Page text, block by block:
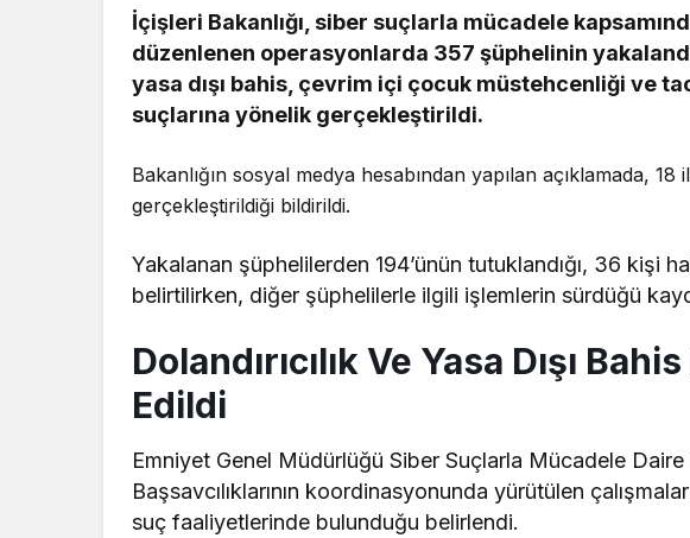
İçişleri Bakanlığı, siber suçlarla mücadele
düzenlenen operasyonlarda 357 şüphelinin
yasa dışı bahis, çevrim içi çocuk müstehcenliği ve
suçlarına yönelik gerçekleştirildi.
Bakanlığın sosyal medya hesabından yapılan açıklamada,
gerçekleştirildiği bildirildi.
Yakalanan şüphelilerden 194’ünün tutuklandığı, 36 kişi
belirtilirken, diğer şüphelilerle ilgili işlemlerin sürdüğü
Dolandırıcılık Ve Yasa Dışı
Edildi
Emniyet Genel Müdürlüğü Siber Suçlarla Mücadele
Başsavcılıklarının koordinasyonunda yürütülen
suç faaliyetlerinde bulunduğu belirlendi.
Zonguldak’ta Durağa
Çarptı, Araziye Uçtu,
Alev Aldı